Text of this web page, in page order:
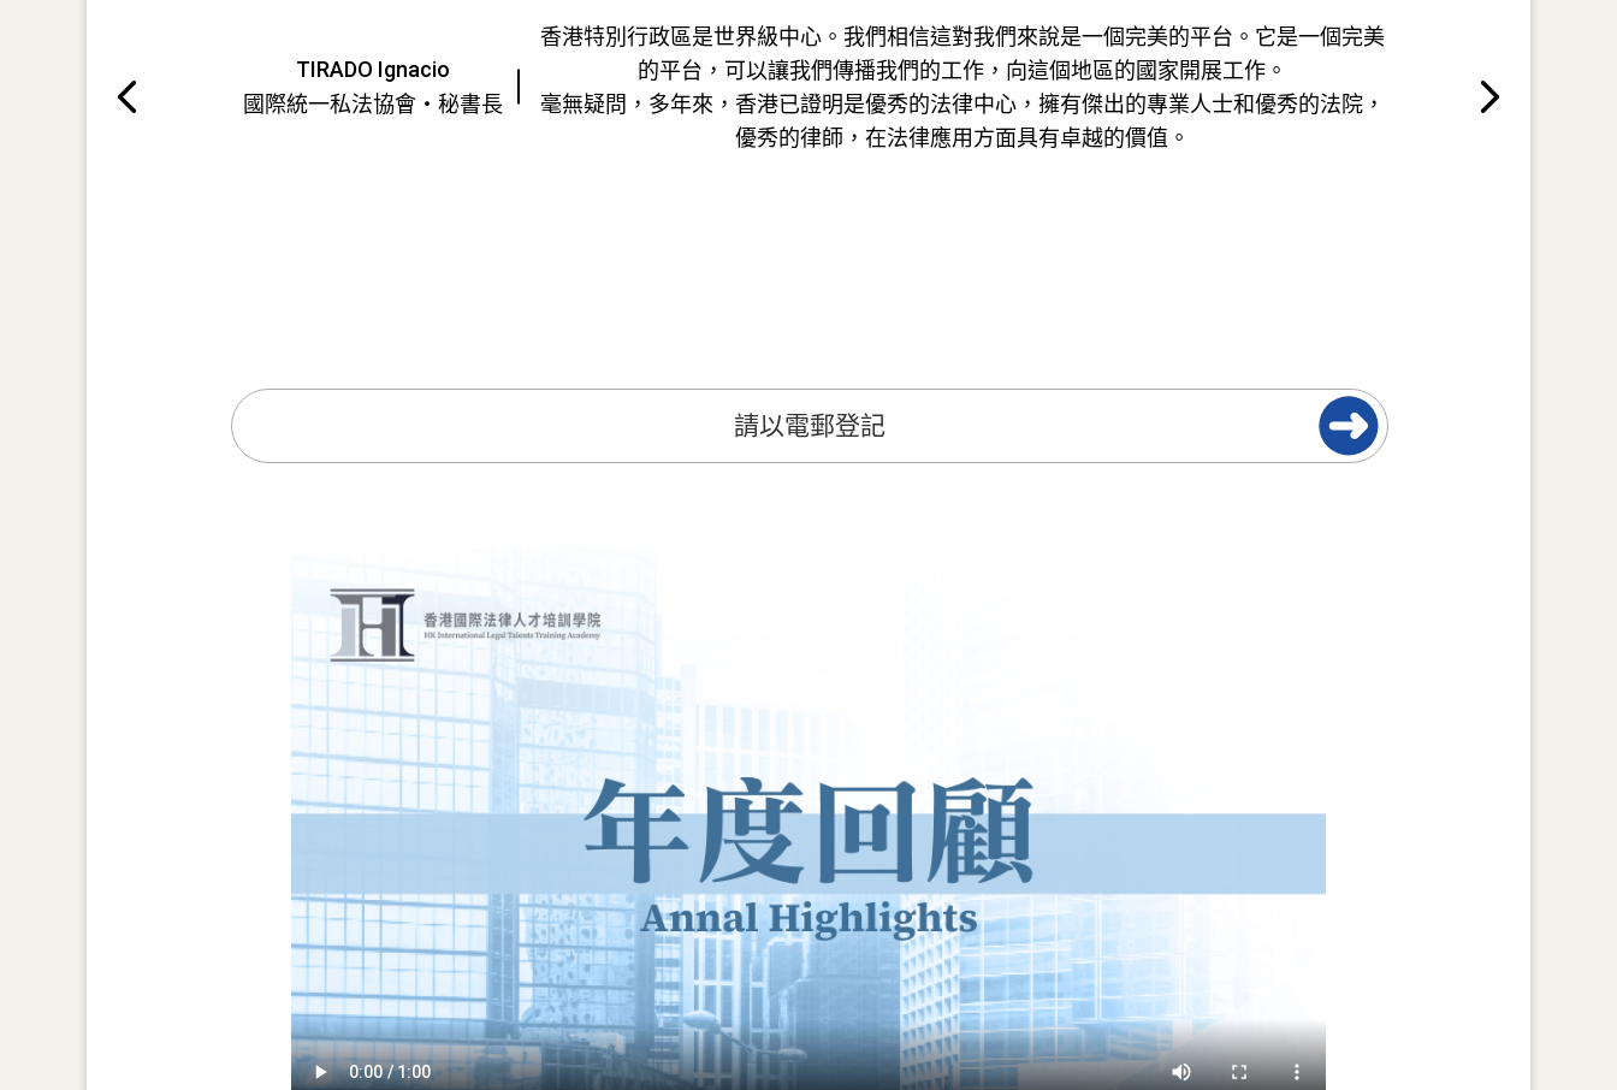
TIRADO Ignacio
國際統一私法協會・秘書長
香港特別行政區是世界級中心。我們相信這對我們來說是一個完美的平台。它是一個完美
的平台，可以讓我們傳播我們的工作，向這個地區的國家開展工作。
毫無疑問，多年來，香港已證明是優秀的法律中心，擁有傑出的專業人士和優秀的法院，
優秀的律師，在法律應用方面具有卓越的價值。